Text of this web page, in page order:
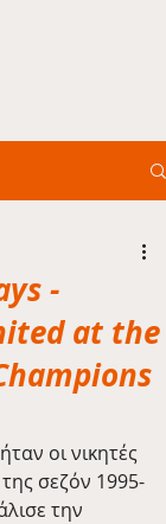
-
at the
οι νικητές
σεζόν 1995-
την